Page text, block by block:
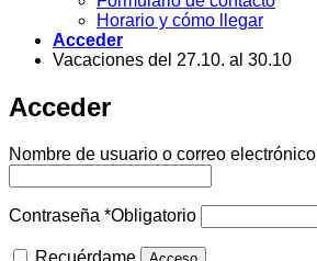
Horario y cómo llegar
Acceder
Vacaciones del 27.10. al 30.10
Acceder
Nombre de usuario o correo electrónico
Contraseña *Obligatorio
Recuérdame